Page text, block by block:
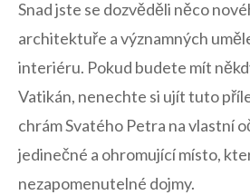
Snad jste se dozvěděli něco
architektuře a významných⁣
interiéru. Pokud ⁣budete ⁤mít
Vatikán, nenechte‌ si ujít ⁣tuto
‍chrám Svatého Petra na vlastní
jedinečné a ohromující místo,
nezapomenutelné dojmy.